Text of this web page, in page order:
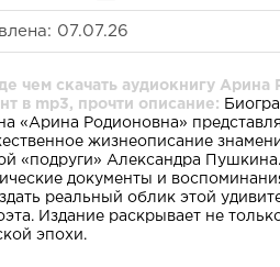
07.07.26
чем скачать аудиокнигу Арина
в mp3, прочти описание:
«Арина Родионовна»
жизнеописание
«подруги» Александра
документы и
реальный облик этой
Издание раскрывает не
эпохи.